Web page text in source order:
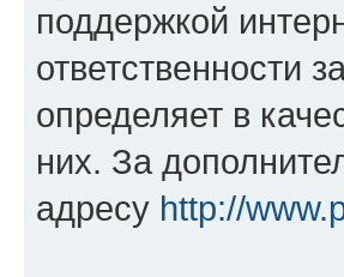
поддержкой
ответственности
определяет в
них. За
адресу http://